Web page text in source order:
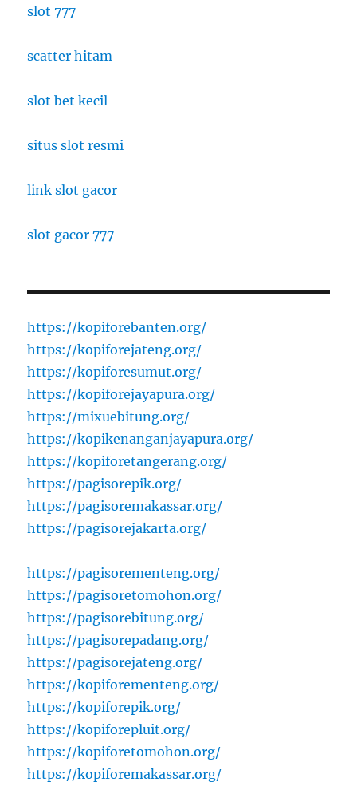
slot 777
scatter hitam
slot bet kecil
situs slot resmi
link slot gacor
slot gacor 777
https://kopiforebanten.org/
https://kopiforejateng.org/
https://kopiforesumut.org/
https://kopiforejayapura.org/
https://mixuebitung.org/
https://kopikenanganjayapura.org/
https://kopiforetangerang.org/
https://pagisorepik.org/
https://pagisoremakassar.org/
https://pagisorejakarta.org/
https://pagisorementeng.org/
https://pagisoretomohon.org/
https://pagisorebitung.org/
https://pagisorepadang.org/
https://pagisorejateng.org/
https://kopiforementeng.org/
https://kopiforepik.org/
https://kopiforepluit.org/
https://kopiforetomohon.org/
https://kopiforemakassar.org/